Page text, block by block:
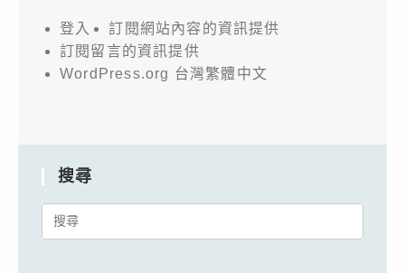
登入
訂閱網站內容的資訊提供
訂閱留言的資訊提供
WordPress.org 台灣繁體中文
搜尋
Search